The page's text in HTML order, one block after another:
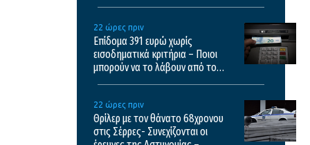
22 ώρες πριν
Επίδομα 391 ευρώ χωρίς
εισοδηματικά κριτήρια – Ποιοι
μπορούν να το λάβουν από τον
22 ώρες πριν
Θρίλερ με τον θάνατο 68χρονου
στις Σέρρες- Συνεχίζονται οι